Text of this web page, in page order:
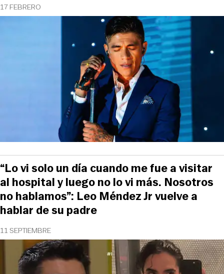
17 FEBRERO
11 SEPTIEMBRE
“Lo vi solo un día cuando me fue a visitar
al hospital y luego no lo vi más. Nosotros
no hablamos”: Leo Méndez Jr vuelve a
hablar de su padre